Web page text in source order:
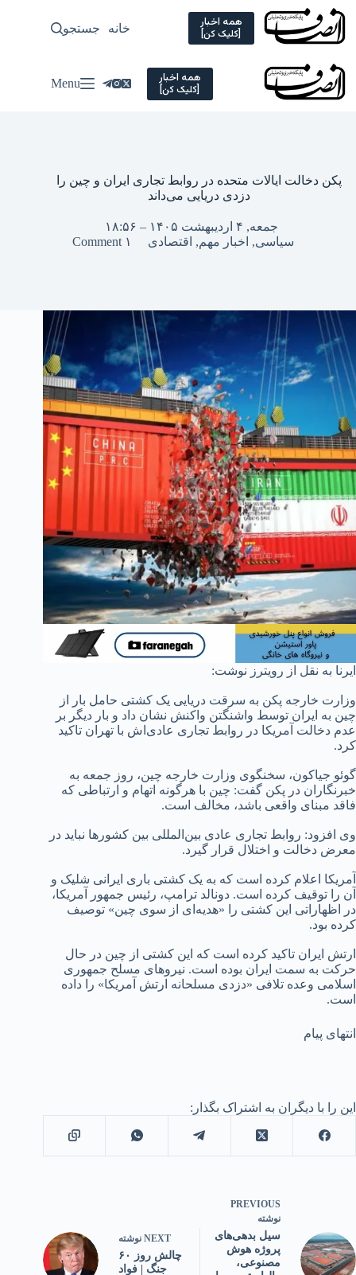
Skip
content
همه اخبار
[کلیک کن] خانه سیاسی
جستجو
همه اخبار
[کلیک کن] Menu
پکن دخالت ایالات متحده در روابط تجاری ایران و چین را
دزدی دریایی می‌داند
جمعه, ۴ اردیبهشت ۱۴۰۵ – ۱۸:۵۶
سیاسی, اخبار مهم, اقتصادی ۱ Comment
ایرنا به نقل از رویترز نوشت:
وزارت خارجه پکن به سرقت دریایی یک کشتی حامل بار از
چین به ایران توسط واشنگتن واکنش نشان داد و بار دیگر بر
عدم دخالت آمریکا در روابط تجاری عادی‌اش با تهران تاکید
کرد.
گوئو جیاکون، سخنگوی وزارت خارجه چین، روز جمعه به
خبرنگاران در پکن گفت: چین با هرگونه اتهام و ارتباطی که
فاقد مبنای واقعی باشد، مخالف است.
وی افزود: روابط تجاری عادی بین‌المللی بین کشورها نباید در
معرض دخالت و اختلال قرار گیرد.
آمریکا اعلام کرده است که به یک کشتی باری ایرانی شلیک و
آن را توقیف کرده است. دونالد ترامپ، رئیس جمهور آمریکا،
در اظهاراتی این کشتی را «هدیه‌ای از سوی چین» توصیف
کرده بود.
ارتش ایران تاکید کرده است که این کشتی از چین در حال
حرکت به سمت ایران بوده است. نیروهای مسلح جمهوری
اسلامی وعده تلافی «دزدی مسلحانه ارتش آمریکا» را داده
است.
انتهای پیام
این را با دیگران به اشتراک بگذار:
PREVIOUS
نوشته
سیل بدهی‌های
پروژه هوش
مصنوعی،
NEXT نوشته
چالش روز ۶۰
جنگ | فواد